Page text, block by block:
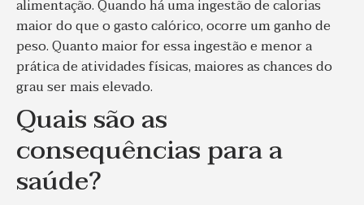
alimentação. Quando há uma ingestão de calorias
maior do que o gasto calórico, ocorre um ganho de
peso. Quanto maior for essa ingestão e menor a
prática de atividades físicas, maiores as chances do
grau ser mais elevado.
Quais são as
consequências para a
saúde?